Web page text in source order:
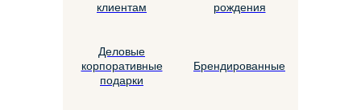
клиентам
рождения
Деловые
корпоративные
подарки
Брендированные